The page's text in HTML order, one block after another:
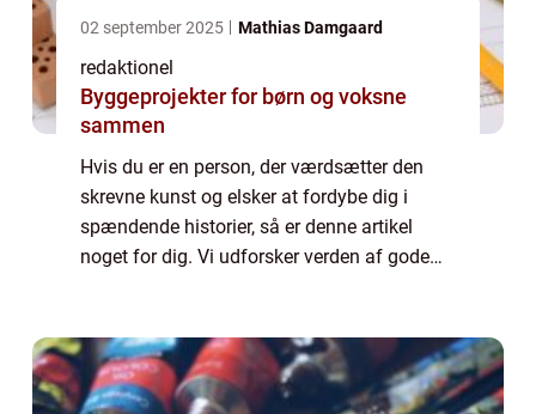
02 september 2025 Mathias Damgaard
redaktionel
Byggeprojekter for børn og voksne
sammen
Hvis du er en person, der værdsætter den
skrevne kunst og elsker at fordybe dig i
spændende historier, så er denne artikel
noget for dig. Vi udforsker verden af gode